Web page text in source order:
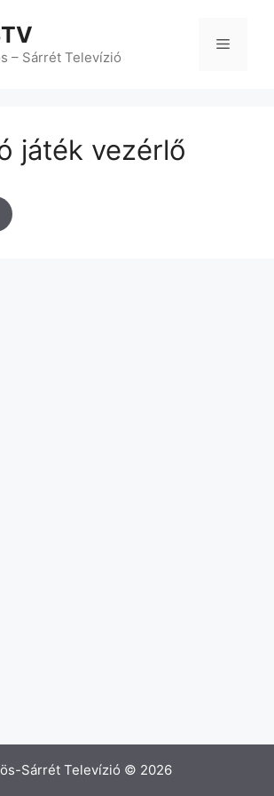
– Sárrét Televízió
Menü
játék vezérlő
Sárrét Televízió © 2026